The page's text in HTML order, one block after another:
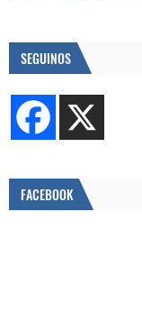
SEGUINOS
FACEBOOK